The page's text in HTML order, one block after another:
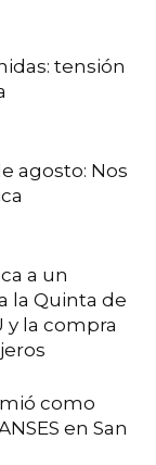
tensión
agosto: Nos
a un
la Quinta de
y la compra
como
en San